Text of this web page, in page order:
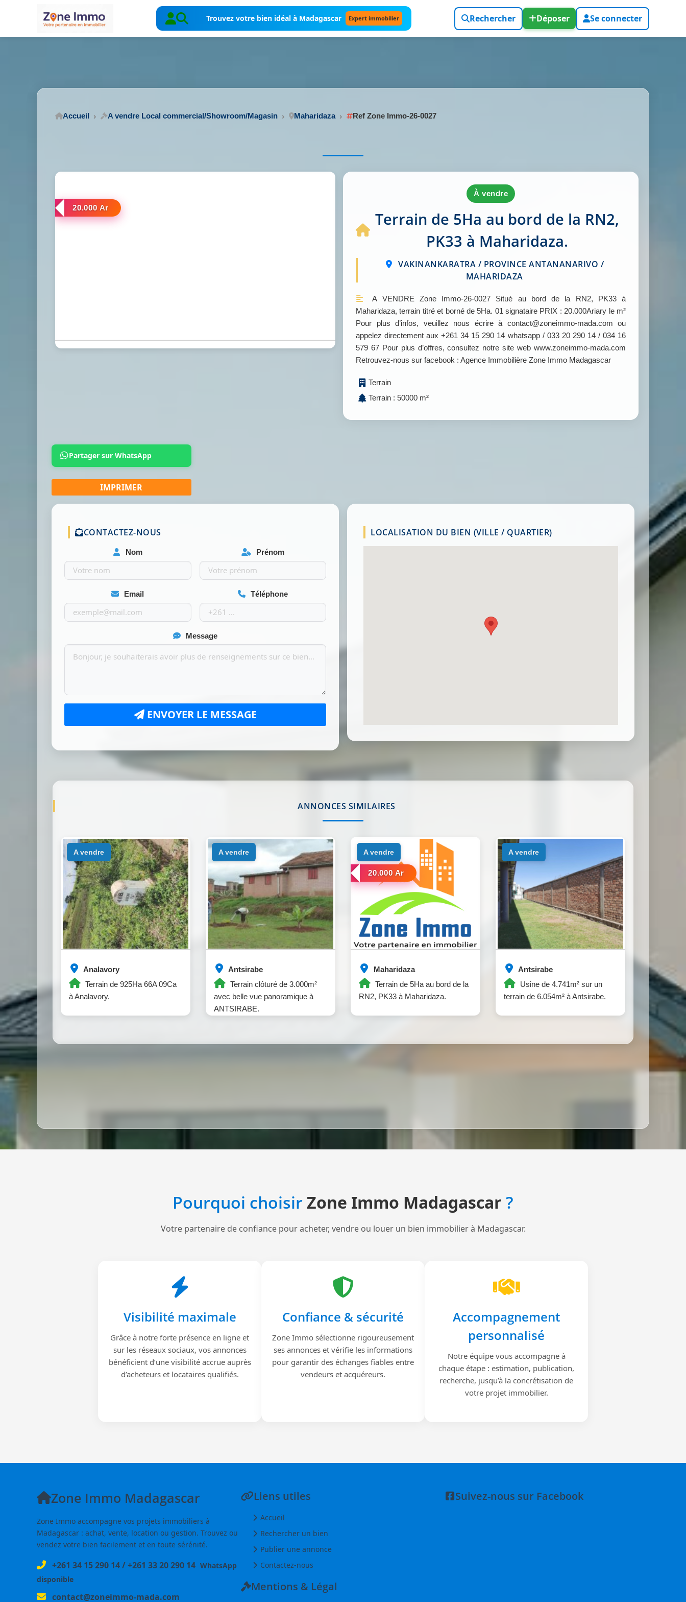
Trouvez votre bien idéal à Madagascar Expert immobilier Rechercher Déposer Se connecter
Accueil A vendre Local commercial/Showroom/Magasin Maharidaza Ref Zone Immo-26-0027
20.000 Ar
à vendre
Terrain de 5Ha au bord de la RN2,
PK33 à Maharidaza.
VAKINANKARATRA / PROVINCE ANTANANARIVO /
MAHARIDAZA
A VENDRE Zone Immo-26-0027 Situé au bord de la RN2, PK33 à
Maharidaza, terrain titré et borné de 5Ha. 01 signataire PRIX : 20.000Ariary le m²
Pour plus d’infos, veuillez nous écrire à contact@zoneimmo-mada.com ou
appelez directement aux +261 34 15 290 14 whatsapp / 033 20 290 14 / 034 16
579 67 Pour plus d’offres, consultez notre site web www.zoneimmo-mada.com
Retrouvez-nous sur facebook : Agence Immobilière Zone Immo Madagascar
Terrain
Terrain : 50000 m²
Partager sur WhatsApp
CONTACTEZ-NOUS
Nom Prénom
Email Téléphone
Message
ENVOYER LE MESSAGE
LOCALISATION DU BIEN (VILLE / QUARTIER)
ANNONCES SIMILAIRES
Analavory
Terrain de 925Ha 66A 09Ca
à Analavory.
a vendre
Antsirabe
Terrain clôturé de 3.000m²
avec belle vue panoramique à
ANTSIRABE.
a vendre
Maharidaza
Terrain de 5Ha au bord de la
RN2, PK33 à Maharidaza.
a vendre
20.000 Ar
Antsirabe
Usine de 4.741m² sur un
terrain de 6.054m² à Antsirabe.
a vendre
Pourquoi choisirZone Immo Madagascar ?
Votre partenaire de confiance pour acheter, vendre ou louer un bien immobilier à Madagascar.
Visibilité maximale
Grâce à notre forte présence en ligne et
sur les réseaux sociaux, vos annonces
bénéficient d’une visibilité accrue auprès
d’acheteurs et locataires qualifiés.
Confiance & sécurité
Zone Immo sélectionne rigoureusement
ses annonces et vérifie les informations
pour garantir des échanges fiables entre
vendeurs et acquéreurs.
Accompagnement
personnalisé
Notre équipe vous accompagne à
chaque étape : estimation, publication,
recherche, jusqu’à la concrétisation de
votre projet immobilier.
Zone Immo Madagascar
Zone Immo accompagne vos projets immobiliers à
Madagascar : achat, vente, location ou gestion. Trouvez ou
vendez votre bien facilement et en toute sérénité.
+261 34 15 290 14/+261 33 20 290 14 WhatsApp
disponible
contact@zoneimmo-mada.com
Liens utiles
Accueil
Rechercher un bien
Publier une annonce
Contactez-nous
Mentions & Légal
Suivez-nous sur Facebook